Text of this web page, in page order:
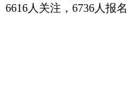
6616人关注，6736人报名